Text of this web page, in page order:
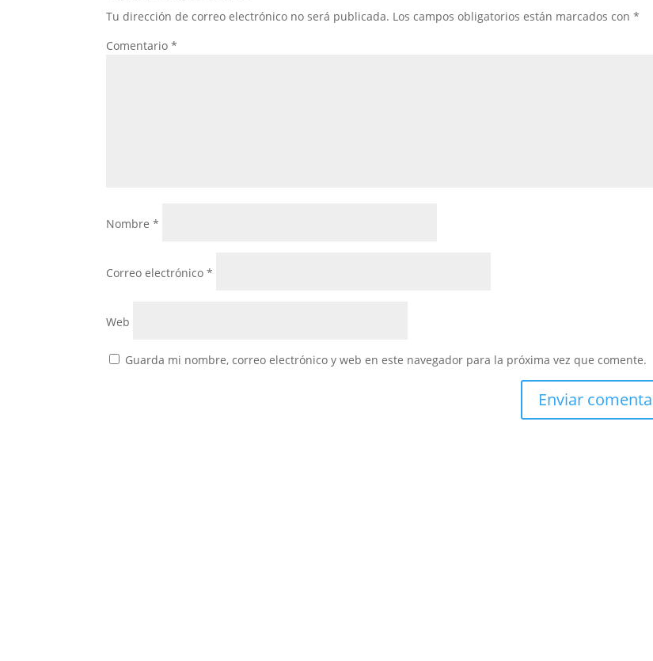
Tu dirección de correo electrónico no será publicada. Los campos obligatorios están marcados con*
Comentario*
Nombre*
Correo electrónico*
Web
Guarda mi nombre, correo electrónico y web en este navegador para la próxima vez que comente.